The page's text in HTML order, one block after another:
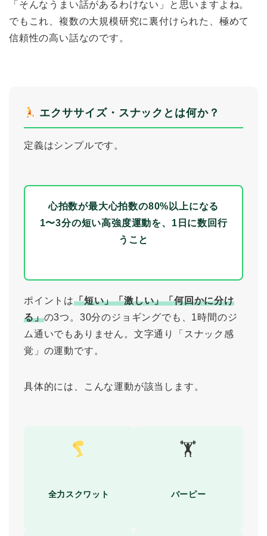
「そんなうまい話があるわけない」と思いますよね。
でもこれ、複数の大規模研究に裏付けられた、極めて
信頼性の高い話なのです。
エクササイズ・スナックとは何か？
定義はシンプルです。
心拍数が最大心拍数の80%以上になる
1〜3分の短い高強度運動を、1日に数回行
うこと
ポイントは「短い」「激しい」「何回かに分け
る」の3つ。30分のジョギングでも、1時間のジ
ム通いでもありません。文字通り「スナック感
覚」の運動です。
具体的には、こんな運動が該当します。
全力スクワット
🏋️
バーピー